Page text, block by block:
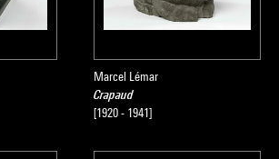
Marcel Lémar
Crapaud
[1920 - 1941]